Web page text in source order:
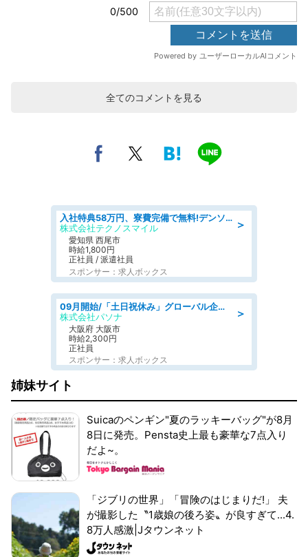
全てのコメントを見る
＞
入社特典58万円、寮費完備で無料!デンソーで働こう!自動車工場で小型部品の検査業務 denso aichi
株式会社テクノスマイル
愛知県 西尾市
時給1,800円
正社員 / 派遣社員
スポンサー：求人ボックス
＞
09月開始/「土日祝休み」グローバル企業での産業保健のお仕事/保健師/高時給/残業なし/服装自由
株式会社パソナ
大阪府 大阪市
時給2,300円
正社員
スポンサー：求人ボックス
姉妹サイト
Suicaのペンギン"夏のラッキーバッグ"が8月
8日に発売。Pensta史上最も豪華な7点入り
だよ~。
「ジブリの世界」「冒険のはじまりだ!」 夫
が撮影した〝1歳娘の後ろ姿〟が良すぎて...4.
8万人感激|Jタウンネット